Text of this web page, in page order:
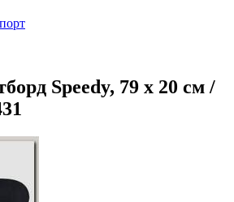
Speedy, 79 х 20 см /